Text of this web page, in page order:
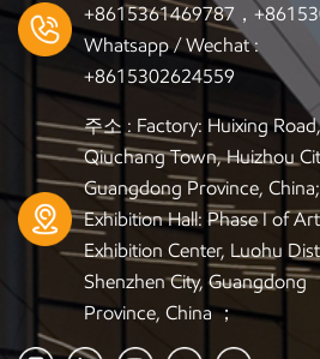
+8615361469787，
Whatsapp / Wechat :
+8615302624559
주소 : Factory: Huixing Road,
Qiuchang Town, Huizhou
Guangdong Province, China;
Exhibition Hall: Phase I of Art
Exhibition Center, Luohu
Shenzhen City, Guangdong
Province, China ；